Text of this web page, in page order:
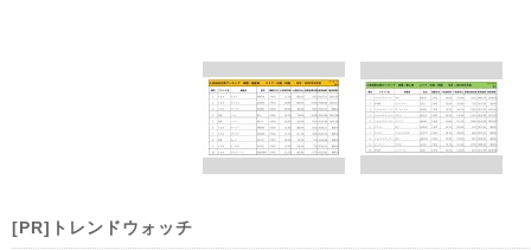
[PR]トレンドウォッチ